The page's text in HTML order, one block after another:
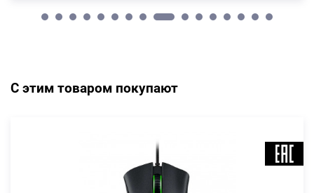
С этим товаром покупают